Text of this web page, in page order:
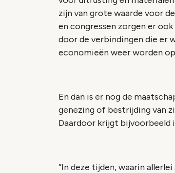
zijn van grote waarde voor
en congressen zorgen er
door de verbindingen die er
economieën weer worden
En dan is er nog de
genezing of bestrijding van
Daardoor krijgt bijvoorbeeld
“In deze tijden, waarin